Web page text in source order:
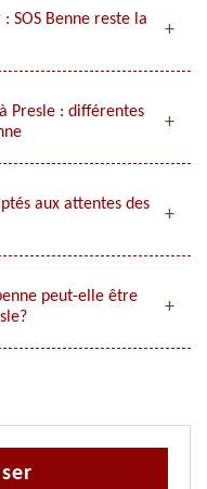
SOS Benne reste la
Presle : différentes
aux attentes des
peut-elle être